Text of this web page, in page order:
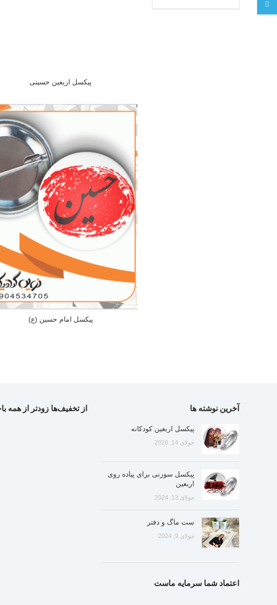
پیکسل اربعین حسینی
پیکسل امام حسین (ع)
آخرین نوشته ها
پیکسل اربعین کودکانه
جولای 14, 2026
پیکسل سوزنی برای پیاده روی
اربعین
جولای 13, 2024
ست ماگ و دفتر
جولای 9, 2024
اعتماد شما سرمایه ماست
از تخفیف‌ها زودتر از همه
تلگرام